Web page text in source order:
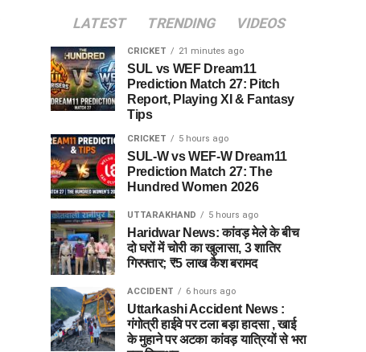
LATEST TRENDING VIDEOS
CRICKET 21 minutes ago
SUL vs WEF Dream11
Prediction Match 27: Pitch
Report, Playing XI & Fantasy
Tips
CRICKET 5 hours ago
SUL-W vs WEF-W Dream11
Prediction Match 27: The
Hundred Women 2026
UTTARAKHAND 5 hours ago
Haridwar News: कांवड़ मेले के बीच
दो घरों में चोरी का खुलासा, 3 शातिर
गिरफ्तार; ₹5 लाख कैश बरामद
ACCIDENT 6 hours ago
Uttarkashi Accident News :
गंगोत्री हाईवे पर टला बड़ा हादसा , खाई
के मुहाने पर अटका कांवड़ यात्रियों से भरा